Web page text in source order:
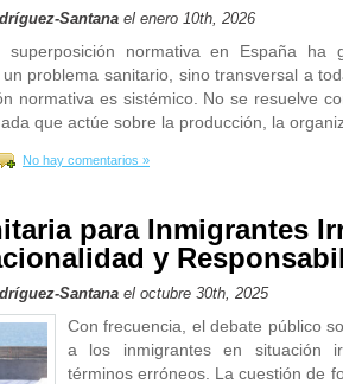
Santana el enero 10th, 2026
normativa en España ha
problema sanitario, sino transversal a
normativa es sistémico. No se resuelve
que actúe sobre la producción, la
No hay comentarios »
para Inmigrantes
y
Santana el octubre 30th, 2025
Con frecuencia, el debate público
a los inmigrantes en situación
términos erróneos. La cuestión de